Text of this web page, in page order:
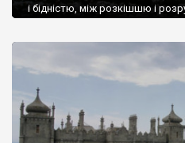
і бідністю, між розкішшю і